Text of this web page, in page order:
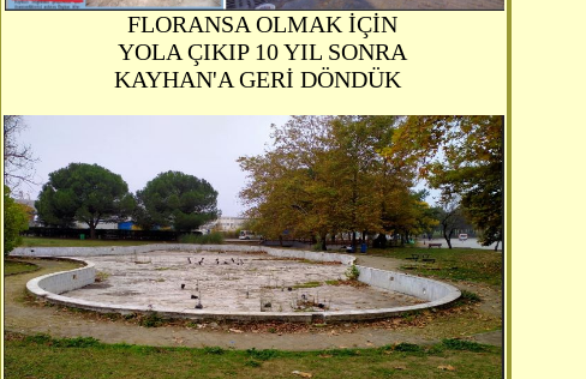
FLORANSA OLMAK İÇİN
YOLA ÇIKIP 10 YIL SONRA
KAYHAN'A GERİ DÖNDÜK